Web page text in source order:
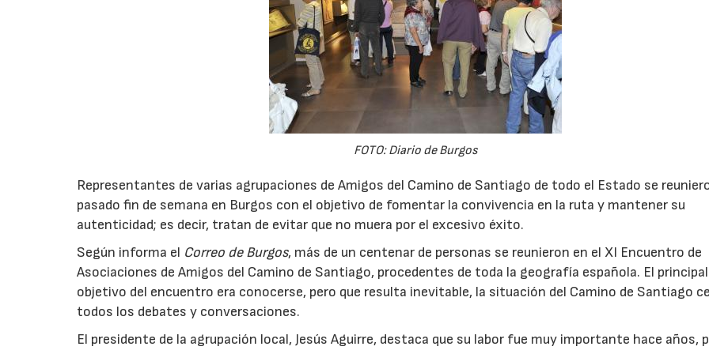
FOTO: Diario de Burgos
Representantes de varias agrupaciones de Amigos del Camino de Santiago de todo el Estado se
pasado fin de semana en Burgos con el objetivo de fomentar la convivencia en la ruta y mantener su
autenticidad; es decir, tratan de evitar que no muera por el excesivo éxito.
Según informa el Correo de Burgos, más de un centenar de personas se reunieron en el XI Encuentro de
Asociaciones de Amigos del Camino de Santiago, procedentes de toda la geografía española. El principal
objetivo del encuentro era conocerse, pero que resulta inevitable, la situación del Camino de Santiago
todos los debates y conversaciones.
El presidente de la agrupación local, Jesús Aguirre, destaca que su labor fue muy importante hace años,